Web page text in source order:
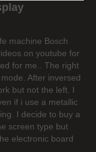
machine Bosch
on youtube for
for me.. The right
After inversed
but not the left. I
if i use a metallic
I decide to buy a
screen type but
electronic board